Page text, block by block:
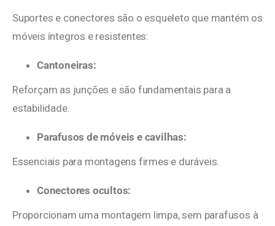
Suportes e conectores são o esqueleto que mantém os
móveis íntegros e resistentes:
Cantoneiras:
Reforçam as junções e são fundamentais para a
estabilidade.
Parafusos de móveis e cavilhas:
Essenciais para montagens firmes e duráveis.
Conectores ocultos:
Proporcionam uma montagem limpa, sem parafusos à